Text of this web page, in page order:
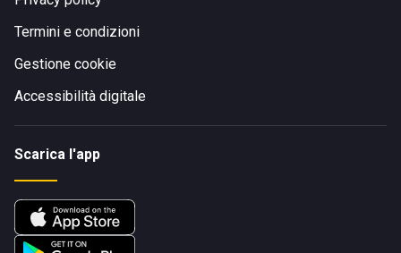
Termini e condizioni
Gestione cookie
Accessibilità digitale
Scarica l'app